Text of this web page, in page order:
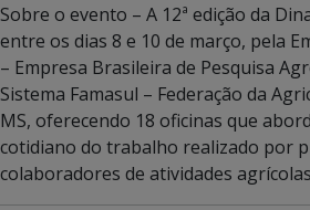
Sobre o evento – A 12ª edição da
entre os dias 8 e 10 de março, pela
– Empresa Brasileira de Pesquisa
Sistema Famasul – Federação da
MS, oferecendo 18 oficinas que
cotidiano do trabalho realizado por
colaboradores de atividades